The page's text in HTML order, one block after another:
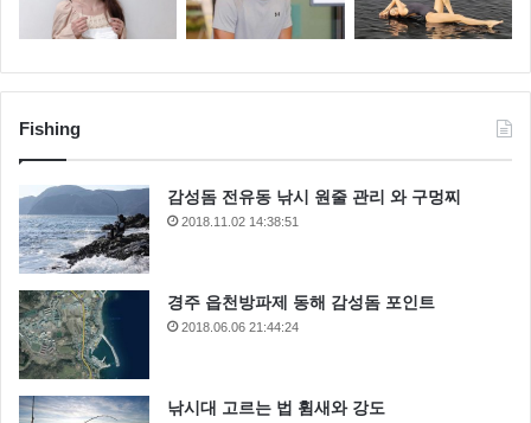
Fishing
감성돔 전유동 낚시 원줄 관리 와 구멍찌
2018.11.02 14:38:51
경주 읍천방파제 동해 감성돔 포인트
2018.06.06 21:44:24
낚시대 고르는 법 휨새와 강도